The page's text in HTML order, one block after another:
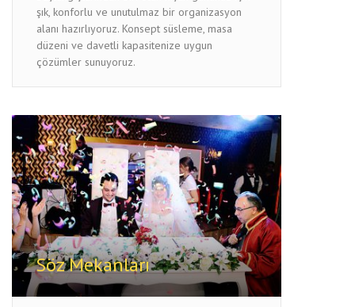
şık, konforlu ve unutulmaz bir organizasyon
alanı hazırlıyoruz. Konsept süsleme, masa
düzeni ve davetli kapasitenize uygun
çözümler sunuyoruz.
Söz Mekanları